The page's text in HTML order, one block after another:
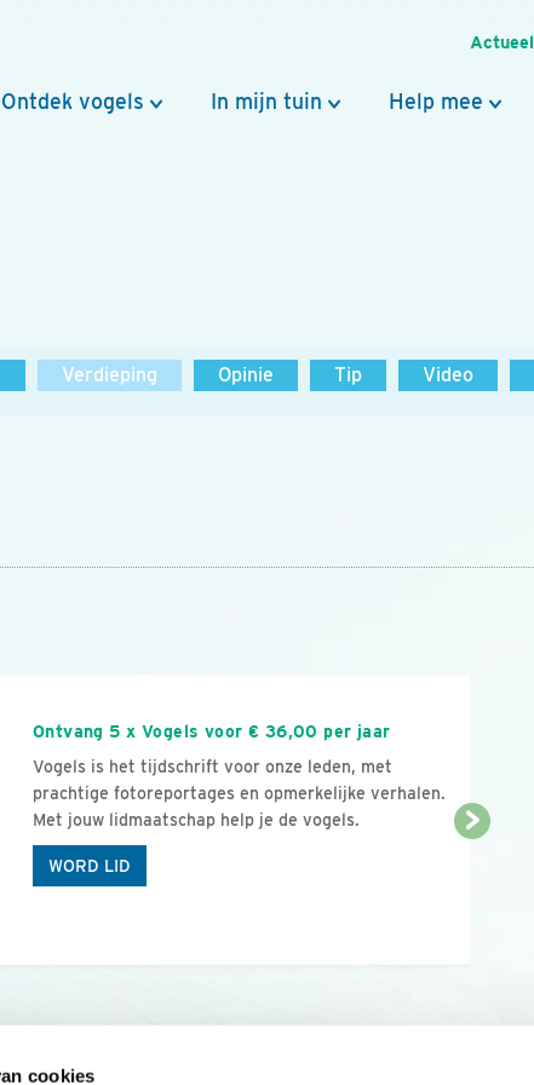
cookies
Actueel
Ontdek vogels In mijn tuin Help mee
Verdieping Opinie Tip Video
Ontvang 5 x Vogels voor € 36,00 per jaar
Vogels is het tijdschrift voor onze leden, met
prachtige fotoreportages en opmerkelijke verhalen.
Met jouw lidmaatschap help je de vogels.
WORD LID